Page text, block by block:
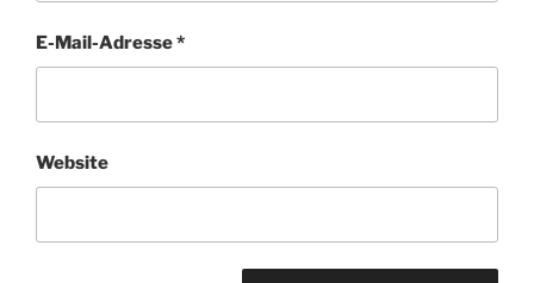
E-Mail-Adresse*
Website